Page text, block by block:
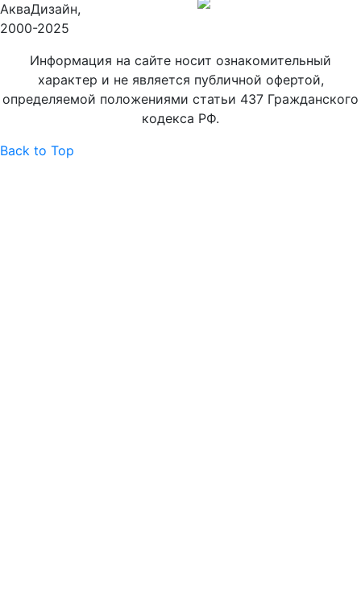
АкваДизайн,
2000-2025
Информация на сайте носит ознакомительный
характер и не является публичной офертой,
определяемой положениями статьи 437 Гражданского
кодекса РФ.
Back to Top